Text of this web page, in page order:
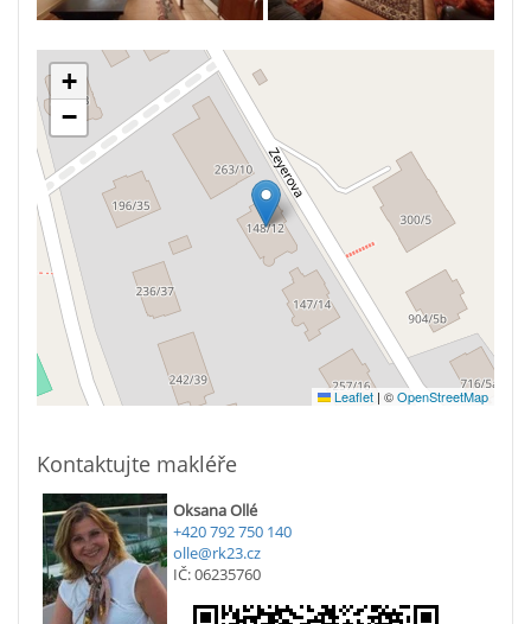
+
−
Leaflet | ©OpenStreetMap
Kontaktujte makléře
Oksana Ollé
+420 792 750 140
olle@rk23.cz
IČ: 06235760